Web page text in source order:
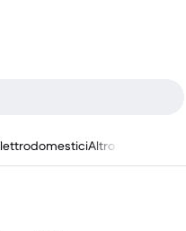
Altro